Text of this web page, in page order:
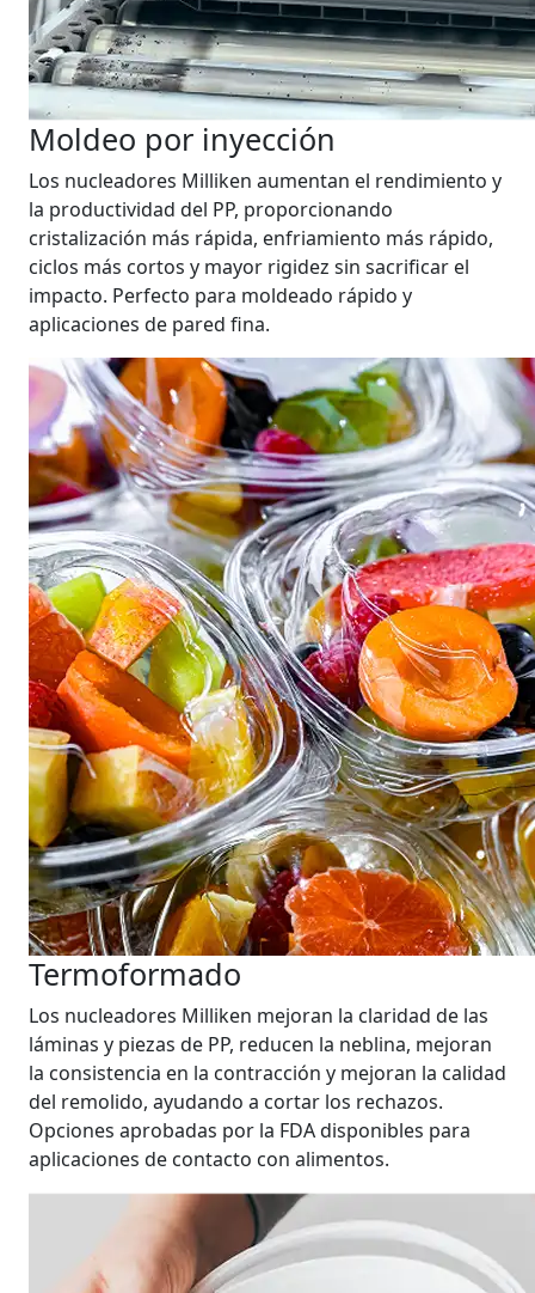
Moldeo por inyección
Los nucleadores Milliken aumentan el rendimiento y
la productividad del PP, proporcionando
cristalización más rápida, enfriamiento más rápido,
ciclos más cortos y mayor rigidez sin sacrificar el
impacto. Perfecto para moldeado rápido y
aplicaciones de pared fina.
Termoformado
Los nucleadores Milliken mejoran la claridad de las
láminas y piezas de PP, reducen la neblina, mejoran
la consistencia en la contracción y mejoran la calidad
del remolido, ayudando a cortar los rechazos.
Opciones aprobadas por la FDA disponibles para
aplicaciones de contacto con alimentos.